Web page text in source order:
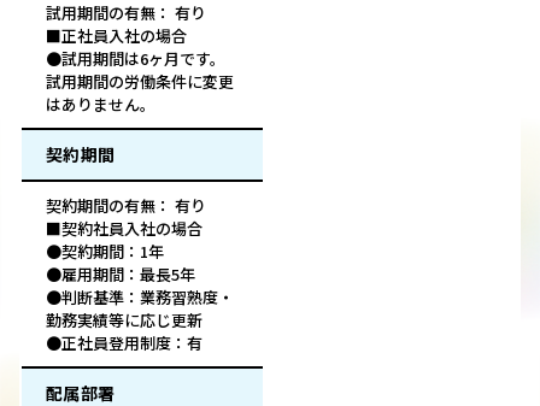
試用期間の有無： 有り
■正社員入社の場合
●試用期間は6ヶ月です。
試用期間の労働条件に変更
はありません。
契約期間
契約期間の有無： 有り
■契約社員入社の場合
●契約期間：1年
●雇用期間：最長5年
●判断基準：業務習熟度・
勤務実績等に応じ更新
●正社員登用制度：有
配属部署